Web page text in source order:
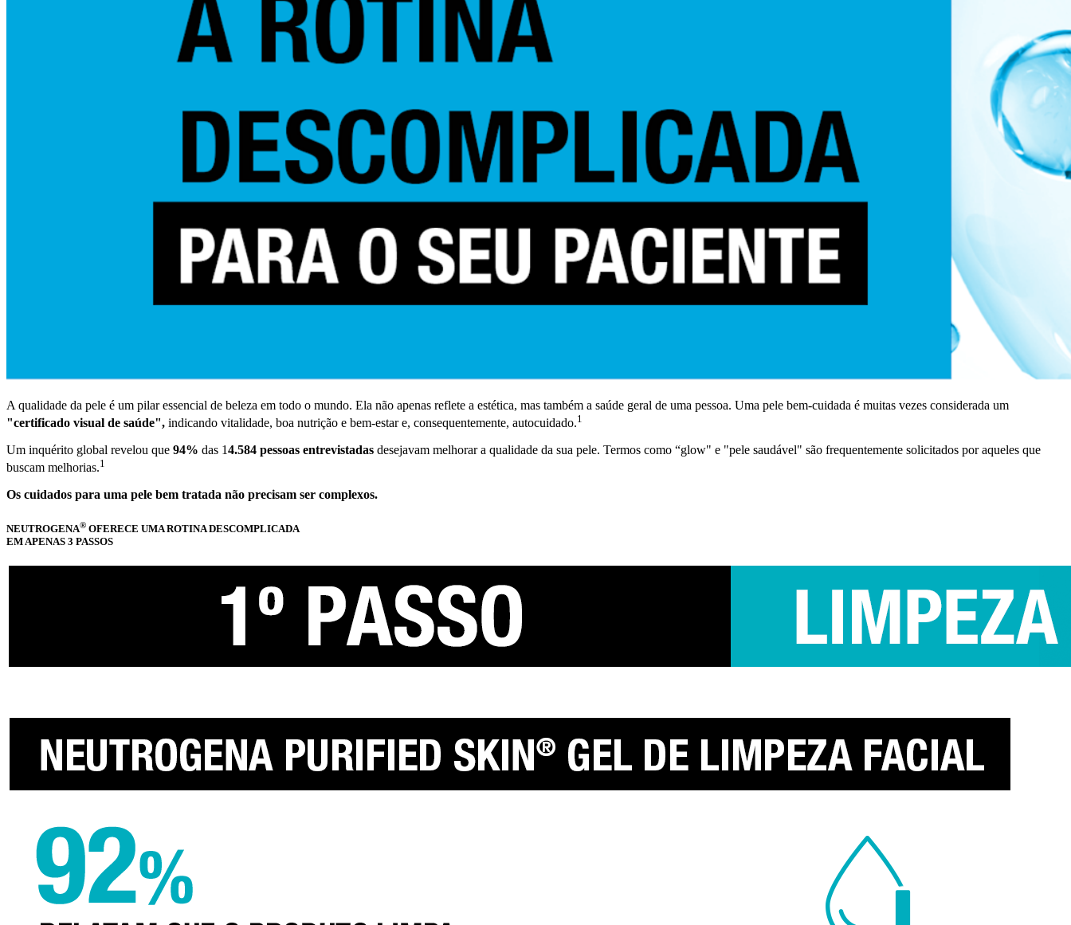
A qualidade da pele é um pilar essencial de beleza em todo o mundo. Ela não apenas reflete a estética, mas também a saúde geral de uma pessoa. Uma pele bem-cuidada é muitas vezes considerada um
"certificado visual de saúde", indicando vitalidade, boa nutrição e bem-estar e, consequentemente, autocuidado.1
Um inquérito global revelou que 94% das 14.584 pessoas entrevistadas desejavam melhorar a qualidade da sua pele. Termos como “glow" e "pele saudável" são frequentemente solicitados por aqueles que
buscam melhorias.1
Os cuidados para uma pele bem tratada não precisam ser complexos.
NEUTROGENA® OFERECE UMA ROTINA DESCOMPLICADA
EM APENAS 3 PASSOS